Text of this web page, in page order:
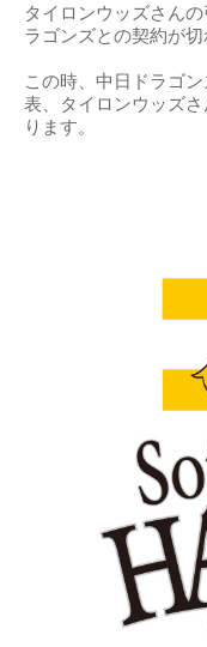
タイロンウッズさん
ラゴンズとの契約が
この時、中日ドラゴ
表、タイロンウッズ
ります。